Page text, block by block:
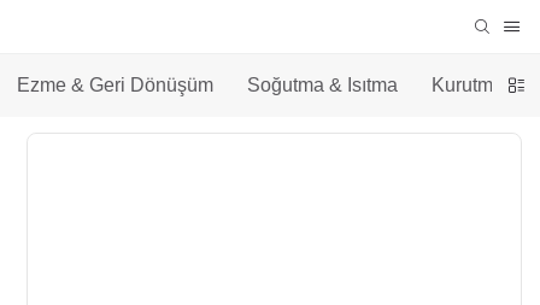
Ezme & Geri Dönüşüm Soğutma & Isıtma Kurutma &